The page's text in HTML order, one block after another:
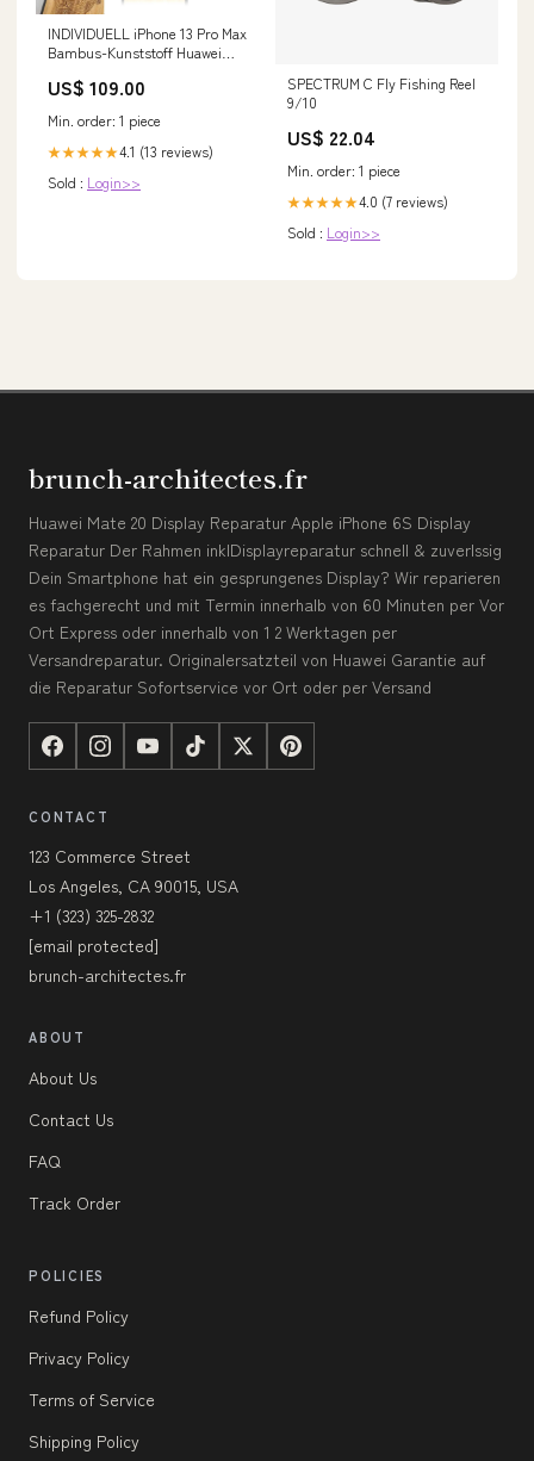
INDIVIDUELL iPhone 13 Pro Max
Bambus-Kunststoff Huawei
US$ 109.00
Min. order: 1 piece
★★★★★4.1 (13 reviews)
Sold : Login>>
SPECTRUM C Fly Fishing Reel
9/10
US$ 22.04
Min. order: 1 piece
★★★★★4.0 (7 reviews)
Sold : Login>>
brunch-architectes.fr
Huawei Mate 20 Display Reparatur Apple iPhone 6S Display
Reparatur Der Rahmen inklDisplayreparatur schnell & zuverlssig
Dein Smartphone hat ein gesprungenes Display? Wir reparieren
es fachgerecht und mit Termin innerhalb von 60 Minuten per Vor
Ort Express oder innerhalb von 1 2 Werktagen per
Versandreparatur. Originalersatzteil von Huawei Garantie auf
die Reparatur Sofortservice vor Ort oder per Versand
CONTACT
123 Commerce Street
Los Angeles, CA 90015, USA
+1 (323) 325-2832
[email protected]
brunch-architectes.fr
ABOUT
About Us
Contact Us
FAQ
Track Order
POLICIES
Refund Policy
Privacy Policy
Terms of Service
Shipping Policy